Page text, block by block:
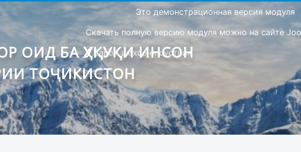
Это демонстрационная версия модуля
Скачать полную версию модуля можно на сайте
Барои шахсони сустбин
ОИД БА ҲУҚУҚИ ИНСОН
ТОҶИКИСТОН